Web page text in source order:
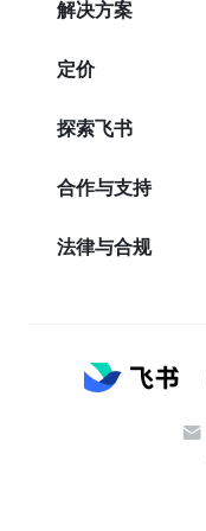
解决方案
定价
探索飞书
合作与支持
法律与合规